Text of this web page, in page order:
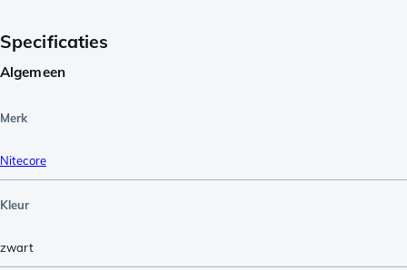
Specificaties
Algemeen
Merk
Nitecore
Kleur
zwart